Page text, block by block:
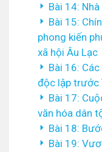
Bài 14:
Bài 15:
phong kiến
xã hội Âu Lạc
Bài 16:
độc lập trước
Bài 17:
văn hóa dân
Bài 18:
Bài 19: